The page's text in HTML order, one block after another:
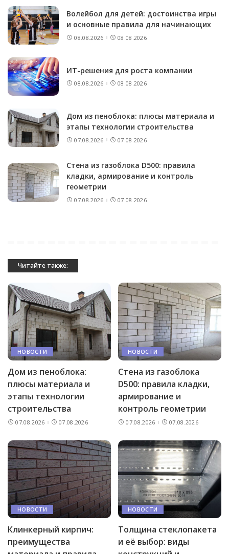
Волейбол для детей: достоинства игры
и основные правила для начинающих
08.08.2026 08.08.2026
ИТ-решения для роста компании
08.08.2026 08.08.2026
Дом из пеноблока: плюсы материала и
этапы технологии строительства
07.08.2026 07.08.2026
Стена из газоблока D500: правила
кладки, армирование и контроль
геометрии
07.08.2026 07.08.2026
Читайте также:
НОВОСТИ
Дом из пеноблока:
плюсы материала и
этапы технологии
строительства
07.08.2026 07.08.2026
НОВОСТИ
Стена из газоблока
D500: правила кладки,
армирование и
контроль геометрии
07.08.2026 07.08.2026
НОВОСТИ
Клинкерный кирпич:
преимущества
НОВОСТИ
Толщина стеклопакета
и её выбор: виды